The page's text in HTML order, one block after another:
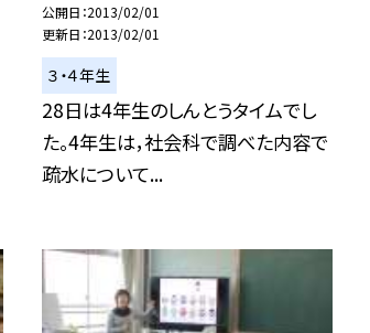
公開日 2013/02/01
更新日 2013/02/01
３・４年生
28日は4年生のしんとうタイムでし
た。4年生は，社会科で調べた内容で
疏水について...